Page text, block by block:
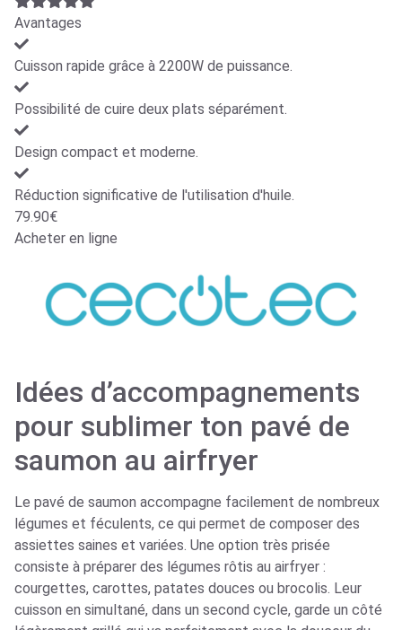
Avantages
Cuisson rapide grâce à 2200W de puissance.
Possibilité de cuire deux plats séparément.
Design compact et moderne.
Réduction significative de l'utilisation d'huile.
79.90€
Acheter en ligne
Idées d’accompagnements
pour sublimer ton pavé de
saumon au airfryer
Le pavé de saumon accompagne facilement de nombreux
légumes et féculents, ce qui permet de composer des
assiettes saines et variées. Une option très prisée
consiste à préparer des légumes rôtis au airfryer :
courgettes, carottes, patates douces ou brocolis. Leur
cuisson en simultané, dans un second cycle, garde un côté